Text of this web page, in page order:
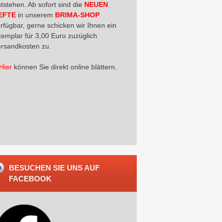
Ab sofort sind die NEUEN
in unserem BRIMA-SHOP
gerne schicken wir Ihnen ein
für 3,00 Euro zuzüglich
zu.
können Sie direkt online blättern.
BESUCHEN SIE UNS AUF
FACEBOOK